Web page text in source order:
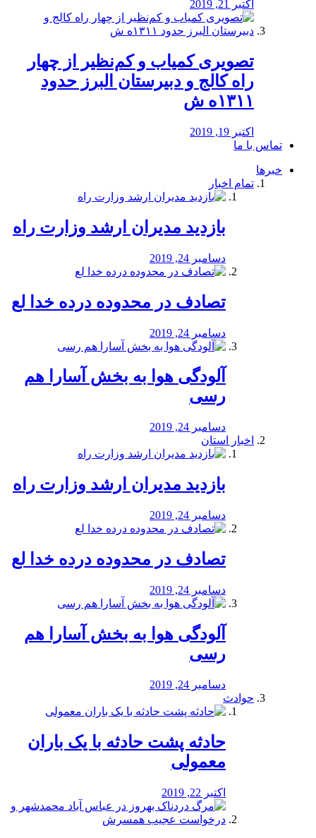
اکتبر 21, 2019
️تصویری کمیاب و کم‌نظیر از چهار
راه كالج و دبيرستان البرز حدود
۱۳۱۱ه ش
اکتبر 19, 2019
تماس با ما
خبرها
تمام اخبار
بازدید مدیران ارشد وزارت راه
دسامبر 24, 2019
تصادف در محدوده درده خدا لع
دسامبر 24, 2019
آلودگی هوا به بخش آسارا هم
رسی
دسامبر 24, 2019
اخبار استان
بازدید مدیران ارشد وزارت راه
دسامبر 24, 2019
تصادف در محدوده درده خدا لع
دسامبر 24, 2019
آلودگی هوا به بخش آسارا هم
رسی
دسامبر 24, 2019
حوادث
️حادثه پشت حادثه با یک باران
معمولی
اکتبر 22, 2019